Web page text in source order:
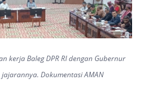
kerja Baleg DPR RI dengan Gubernur
Dokumentasi AMAN